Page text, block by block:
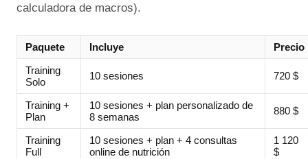
calculadora de macros).
Paquete Incluye
Precio
Training
Solo
10 sesiones 720 $
Training +
Plan
10 sesiones + plan personalizado de
8 semanas
880 $
Training
Full
10 sesiones + plan + 4 consultas
online de nutrición
1 120
$